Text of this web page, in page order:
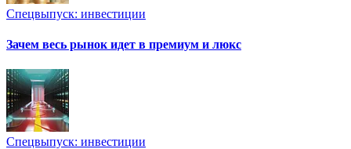
Спецвыпуск: инвестиции
Зачем весь рынок идет в премиум и люкс
Спецвыпуск: инвестиции